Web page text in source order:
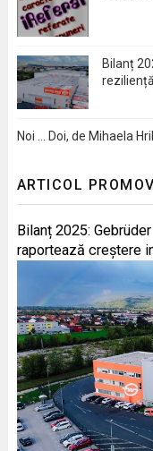
Bilanț
Noi … Doi, de Mihaela
ARTICOL
Bilanț 2025:
raportează creștere